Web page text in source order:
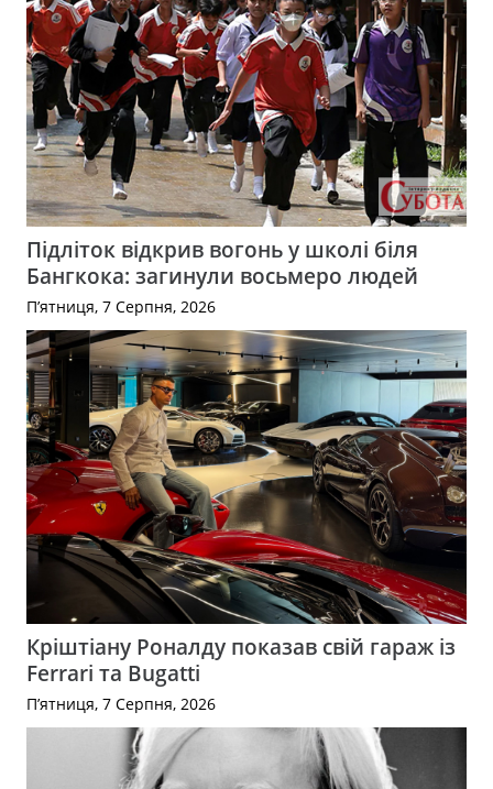
Підліток відкрив вогонь у школі біля
Бангкока: загинули восьмеро людей
П’ятниця, 7 Серпня, 2026
Кріштіану Роналду показав свій гараж із
Ferrari та Bugatti
П’ятниця, 7 Серпня, 2026